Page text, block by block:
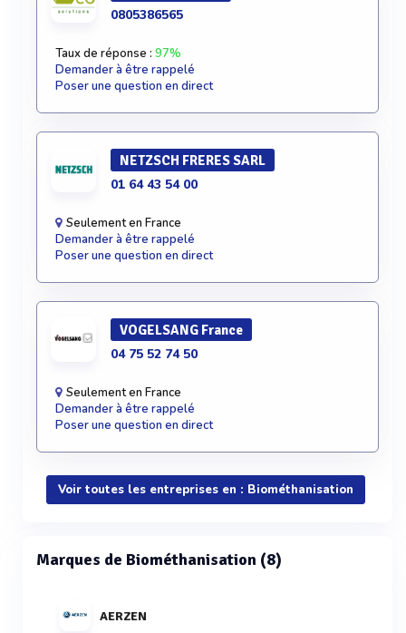
0805386565
Taux de réponse : 97%
Demander à être rappelé
Poser une question en direct
NETZSCH FRERES SARL
01 64 43 54 00
Seulement en France
Demander à être rappelé
Poser une question en direct
VOGELSANG France
04 75 52 74 50
Seulement en France
Demander à être rappelé
Poser une question en direct
Voir toutes les entreprises en : Biométhanisation
Marques de Biométhanisation (8)
AERZEN